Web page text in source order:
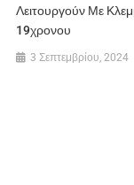
Λειτουργούν Με
19χρονου
3 Σεπτεμβρίου, 2024